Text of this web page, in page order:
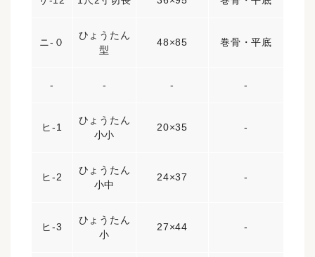
ニ-０
ひょうたん
型
48×85 巻骨・平底
- - - -
ヒ-1
ひょうたん
小小
20×35 -
ヒ-2
ひょうたん
小中
24×37 -
ヒ-3
ひょうたん
小
27×44 -